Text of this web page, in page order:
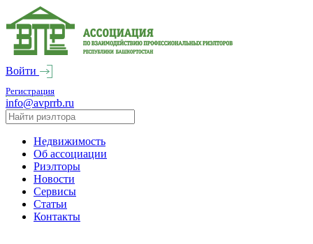
Войти
Регистрация
info@avprrb.ru
Недвижимость
Об ассоциации
Риэлторы
Новости
Сервисы
Статьи
Контакты